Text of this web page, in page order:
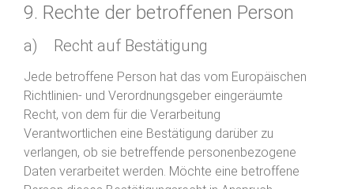
9. Rechte der betroffenen Person
a) Recht auf Bestätigung
Jede betroffene Person hat das vom Europäischen
Richtlinien- und Verordnungsgeber eingeräumte
Recht, von dem für die Verarbeitung
Verantwortlichen eine Bestätigung darüber zu
verlangen, ob sie betreffende personenbezogene
Daten verarbeitet werden. Möchte eine betroffene